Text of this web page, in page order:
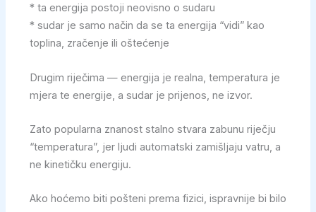
* ta energija postoji neovisno o sudaru
* sudar je samo način da se ta energija “vidi” kao
toplina, zračenje ili oštećenje
Drugim riječima — energija je realna, temperatura je
mjera te energije, a sudar je prijenos, ne izvor.
Zato popularna znanost stalno stvara zabunu riječju
“temperatura”, jer ljudi automatski zamišljaju vatru, a
ne kinetičku energiju.
Ako hoćemo biti pošteni prema fizici, ispravnije bi bilo